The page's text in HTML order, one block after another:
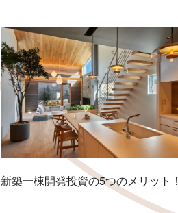
新築一棟開発投資の5つのメリット！